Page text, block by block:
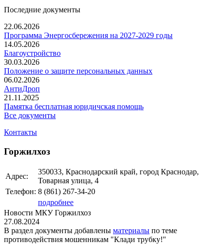
Последние документы
22.06.2026
Программа Энергосбережения на 2027-2029 годы
14.05.2026
Благоустройство
30.03.2026
Положение о защите персональных данных
06.02.2026
АнтиДроп
21.11.2025
Памятка бесплатная юридичская помощь
Все документы
Контакты
Горжилхоз
Адрес:
350033, Краснодарский край, город Краснодар,
Товарная улица, 4
Телефон: 8 (861) 267-34-20
подробнее
Новости МКУ Горжилхоз
27.08.2024
В раздел документы добавлены материалы по теме
противодействия мошенникам "Клади трубку!"